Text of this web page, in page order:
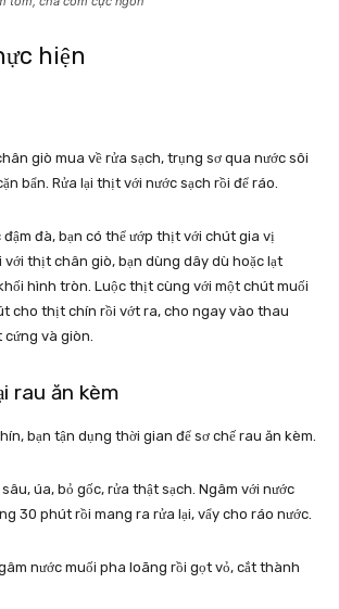
hiện
giò mua về rửa sạch, trụng sơ qua nước sôi
bẩn. Rửa lại thịt với nước sạch rồi để ráo.
đà, bạn có thể ướp thịt với chút gia vị
với thịt chân giò, bạn dùng dây dù hoặc lạt
hình tròn. Luộc thịt cùng với một chút muối
cho thịt chín rồi vớt ra, cho ngay vào thau
cứng và giòn.
rau ăn kèm
bạn tận dụng thời gian để sơ chế rau ăn kèm.
úa, bỏ gốc, rửa thật sạch. Ngâm với nước
30 phút rồi mang ra rửa lại, vẩy cho ráo nước.
nước muối pha loãng rồi gọt vỏ, cắt thành